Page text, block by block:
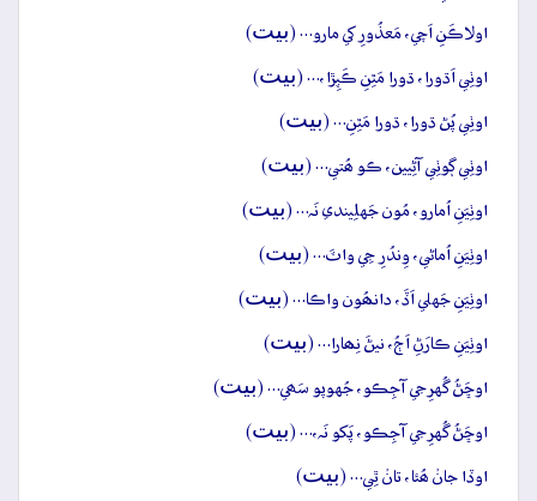
اولاڪَنِ اَچي، مَعذُورِ کي مارو… (بيت)
اوٺِي اَڌورا، ڌورا مَٿِنِ ڪَپِڙا،… (بيت)
اوٺِي پُڻ ڌورا، ڌورا مَٿِنِ… (بيت)
اوٺِي ڳوٺِي آڻِيين، ڪو ھُتي… (بيت)
اوٺِيَنِ اُمارو، مُون جَهلِيندي نَہ… (بيت)
اوٺِيَنِ اُماڻي، وِندُرِ جِي واٽَ… (بيت)
اوٺِيَنِ جَهلي اَڏَ، دانھُون واڪا… (بيت)
اوٺِيَنِ ڪارَڻِ اَڄُ، نيڻَ نِھارا… (بيت)
اوڇَڻُ گُهرِجي آجِڪو، جُهوپو سَھي… (بيت)
اوڇَڻُ گُهرِجي آجِڪو، پَکو نَہ،… (بيت)
اوڏا جانۡ ھُئا، تانۡ ٿِي… (بيت)